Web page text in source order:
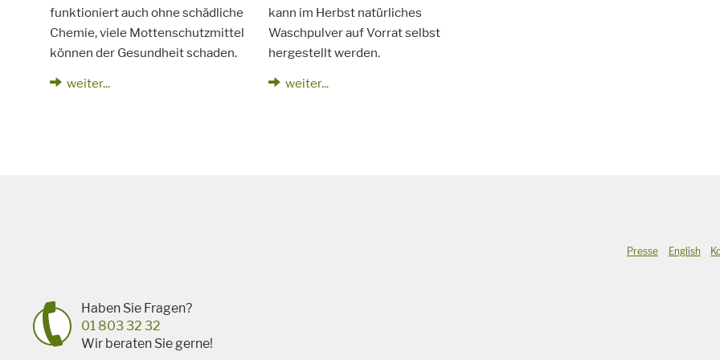
funktioniert auch ohne schädliche
Chemie, viele Mottenschutzmittel
können der Gesundheit schaden.
weiter...
kann im Herbst natürliches
Waschpulver auf Vorrat selbst
hergestellt werden.
weiter...
Presse English
Haben Sie Fragen?
01 803 32 32
Wir beraten Sie gerne!